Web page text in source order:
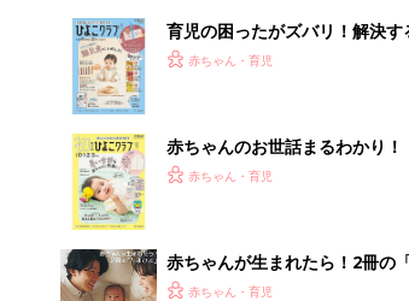
育児の困ったがズバリ！解決す
『ひよこクラブ 秋号』 4カ月
赤ちゃん・育児
赤ちゃんのお世話まるわかり！
てのひよこクラブ 夏号』〈巻頭
赤ちゃん・育児
赤ちゃんが生まれたら！2冊の
ひよ」
赤ちゃん・育児